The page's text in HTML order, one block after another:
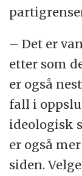
– Det er
etter som
er også
fall i
ideologisk
er også
siden.